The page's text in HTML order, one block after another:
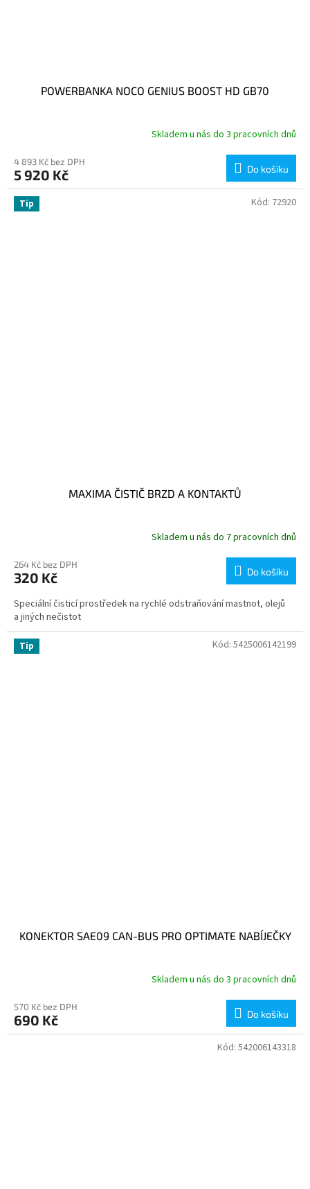
POWERBANKA NOCO GENIUS BOOST HD GB70
Skladem u nás do 3 pracovních dnů
4 893 Kč bez DPH
5 920 Kč Do košíku
Tip
MAXIMA ČISTIČ BRZD A KONTAKTŮ
Skladem u nás do 7 pracovních dnů
264 Kč bez DPH
320 Kč Do košíku
Speciální čisticí prostředek na rychlé odstraňování mastnot, olejů
a jiných nečistot
Kód: 72920
Tip
KONEKTOR SAE09 CAN-BUS PRO OPTIMATE NABÍJEČKY
Skladem u nás do 3 pracovních dnů
570 Kč bez DPH
690 Kč Do košíku
Kód: 5425006142199
Kód: 542006143318